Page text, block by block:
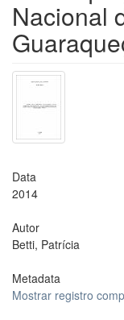
Nacional
Data
2014
Autor
Betti, Patrícia
Metadata
Mostrar registro